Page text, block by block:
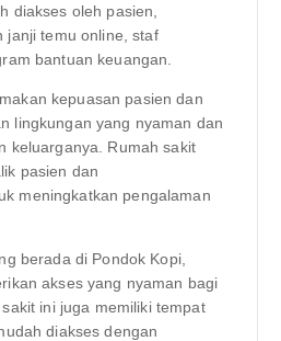
diakses oleh pasien,
janji temu online, staf
bantuan keuangan.
kepuasan pasien dan
lingkungan yang nyaman dan
keluarganya. Rumah sakit
pasien dan
meningkatkan pengalaman
berada di Pondok Kopi,
akses yang nyaman bagi
ini juga memiliki tempat
diakses dengan